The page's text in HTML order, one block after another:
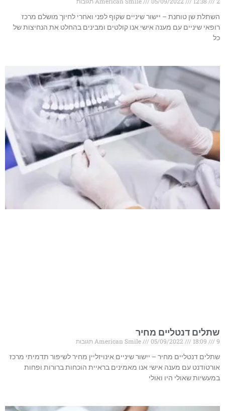
השתלת שן טוחנת – יישור שיניים שקוף לפני ואחרי לחיוך מושלם מרכז
רופאי שיניים עם מענה אישי אנו קולטים ומבינים בהחלט את הנחיצות של
כל
שתלים דנטליים מחיר
American Smile 05/09/2022 18:09
9 תגובות
שתלים דנטליים מחיר – יישור שיניים אינויזליין מחיר לשיפור תדמיתי מרכז
אורטודנט עם מענה אישי אנו מאמינים בראיית הוכחות ברורות ופחות
במעשיות שאולי היו ואולי